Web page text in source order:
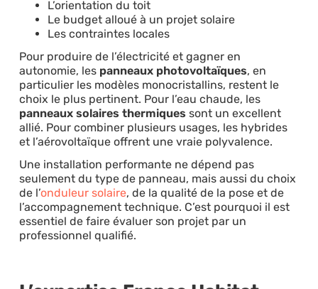
L’orientation du toit
Le budget alloué à un projet solaire
Les contraintes locales
Pour produire de l’électricité et gagner en
autonomie, les panneaux photovoltaïques, en
particulier les modèles monocristallins, restent le
choix le plus pertinent. Pour l’eau chaude, les
panneaux solaires thermiques sont un excellent
allié. Pour combiner plusieurs usages, les hybrides
et l’aérovoltaïque offrent une vraie polyvalence.
Une installation performante ne dépend pas
seulement du type de panneau, mais aussi du choix
de l’onduleur solaire, de la qualité de la pose et de
l’accompagnement technique. C’est pourquoi il est
essentiel de faire évaluer son projet par un
professionnel qualifié.